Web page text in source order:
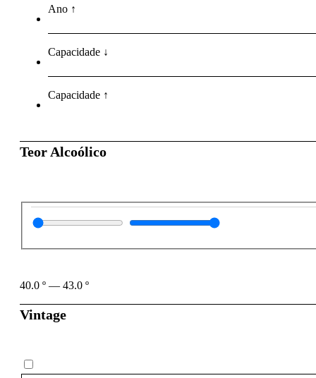
Ano ↑
Capacidade ↓
Capacidade ↑
Teor Alcoólico
40.0 º — 43.0 º
Vintage